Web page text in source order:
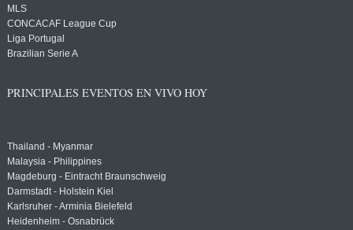
MLS
CONCACAF League Cup
Liga Portugal
Brazilian Serie A
PRINCIPALES EVENTOS EN VIVO HOY
Thailand - Myanmar
Malaysia - Philippines
Magdeburg - Eintracht Braunschweig
Darmstadt - Holstein Kiel
Karlsruher - Arminia Bielefeld
Heidenheim - Osnabrück